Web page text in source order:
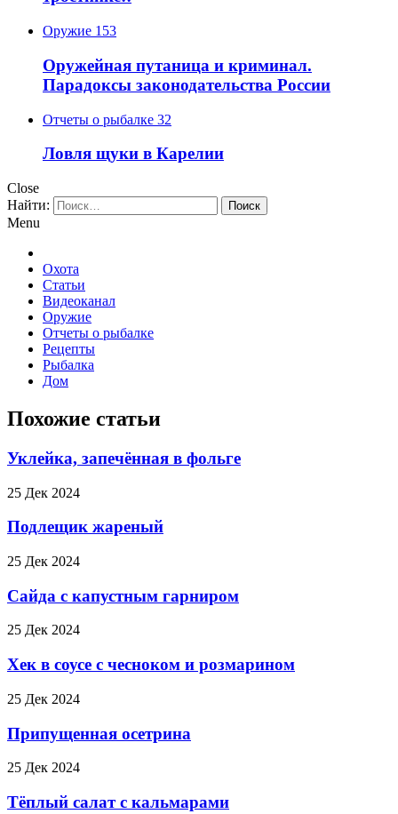
Оружие 153
Оружейная путаница и криминал.
Парадоксы законодательства России
Отчеты о рыбалке 32
Ловля щуки в Карелии
Close
Найти:
Menu
Охота
Статьи
Видеоканал
Оружие
Отчеты о рыбалке
Рецепты
Рыбалка
Дом
Похожие статьи
Уклейка, запечённая в фольге
25 Дек 2024
Подлещик жареный
25 Дек 2024
Сайда с капустным гарниром
25 Дек 2024
Хек в соусе с чесноком и розмарином
25 Дек 2024
Припущенная осетрина
25 Дек 2024
Тёплый салат с кальмарами